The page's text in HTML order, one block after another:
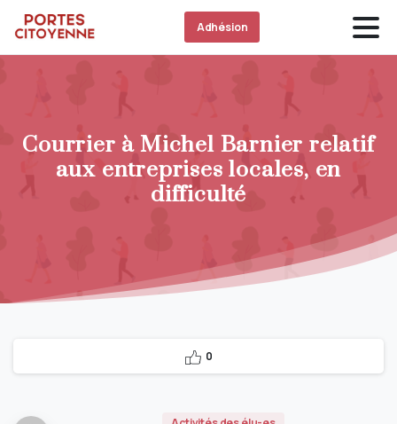
Adhésion
Courrier à Michel Barnier relatif
aux entreprises locales, en
difficulté
0